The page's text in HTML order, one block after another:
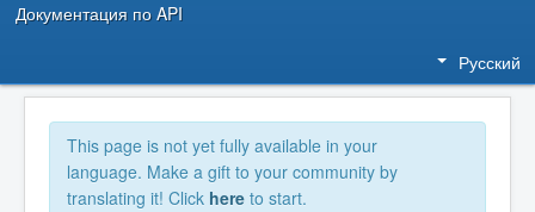
Документация по API
Русский
This page is not yet fully available in your
language. Make a gift to your community by
translating it! Click here to start.